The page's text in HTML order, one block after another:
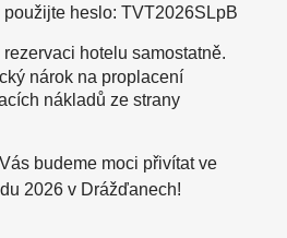
heslo: TVT2026SLpB
hotelu samostatně.
nárok na proplacení
nákladů ze strany
budeme moci přivítat ve
2026 v Drážďanech!